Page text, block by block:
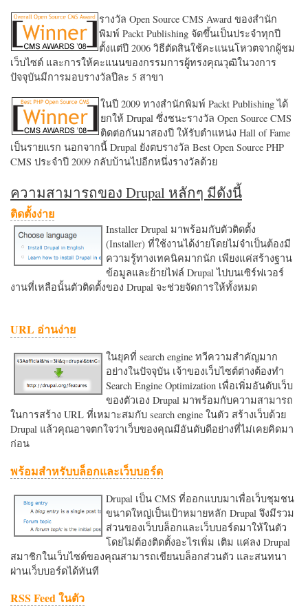
รางวัล Open Source CMS Award ของสำนัก
พิมพ์ Packt Publishing จัดขึ้นเป็นประจำทุกปี
ตั้งแต่ปี 2006 วิธีตัดสินใช้คะแนนโหวตจากผู้ชม
เว็บไซต์ และการให้คะแนนของกรรมการผู้ทรงคุณวุฒิในวงการ
ปัจจุบันมีการมอบรางวัลปีละ 5 สาขา
ในปี 2009 ทางสำนักพิมพ์ Packt Publishing ได้
ยกให้ Drupal ซึ่งชนะรางวัล Open Source CMS
ติดต่อกันมาสองปี ให้รับตำแหน่ง Hall of Fame
เป็นรายแรก นอกจากนี้ Drupal ยังตบรางวัล Best Open Source PHP
CMS ประจำปี 2009 กลับบ้านไปอีกหนึ่งรางวัลด้วย
ความสามารถของ Drupal หลักๆ มีดังนี้
ติดตั้งง่าย
Installer Drupal มาพร้อมกับตัวติดตั้ง
(Installer) ที่ใช้งานได้ง่ายโดยไม่จำเป็นต้องมี
ความรู้ทางเทคนิคมากนัก เพียงแค่สร้างฐาน
ข้อมูลและย้ายไฟล์ Drupal ไปบนเซิร์ฟเวอร์
งานที่เหลือนั้นตัวติดตั้งของ Drupal จะช่วยจัดการให้ทั้งหมด
URL อ่านง่าย
ในยุคที่ search engine ทวีความสำคัญมาก
อย่างในปัจจุบัน เจ้าของเว็บไซต์ต่างต้องทำ
Search Engine Optimization เพื่อเพิ่มอันดับเว็บ
ของตัวเอง Drupal มาพร้อมกับความสามารถ
ในการสร้าง URL ที่เหมาะสมกับ search engine ในตัว สร้างเว็บด้วย
Drupal แล้วคุณอาจตกใจว่าเว็บของคุณมีอันดับดีอย่างที่ไม่เคยคิดมา
ก่อน
พร้อมสำหรับบล็อกและเว็บบอร์ด
Drupal เป็น CMS ที่ออกแบบมาเพื่อเว็บชุมชน
ขนาดใหญ่เป็นเป้าหมายหลัก Drupal จึงมีรวม
ส่วนของเว็บบล็อกและเว็บบอร์ดมาให้ในตัว
โดยไม่ต้องติดตั้งอะไรเพิ่ม เติม แค่ลง Drupal
สมาชิกในเว็บไซต์ของคุณสามารถเขียนบล็อกส่วนตัว และสนทนา
ผ่านเว็บบอร์ดได้ทันที
RSS Feed ในตัว